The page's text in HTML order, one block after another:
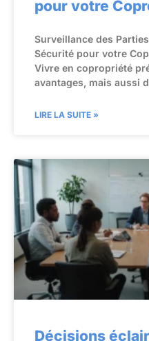
pour votre
Surveillance des
Sécurité pour votre
Vivre en copropriété
avantages, mais aussi
LIRE LA SUITE »
Décisions